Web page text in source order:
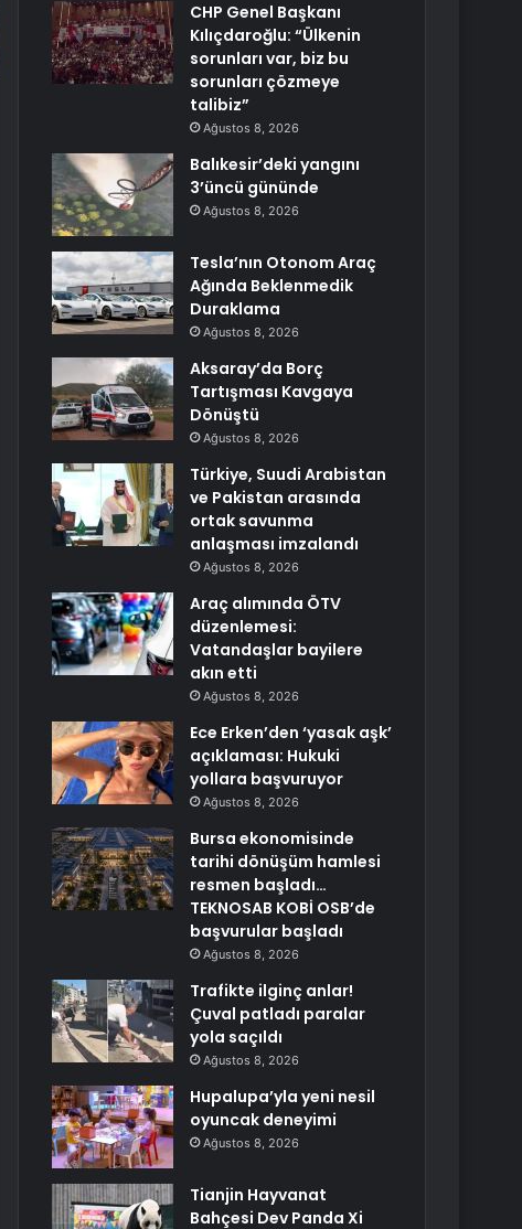
CHP Genel Başkanı
Kılıçdaroğlu: “Ülkenin
sorunları var, biz bu
sorunları çözmeye
talibiz”
Ağustos 8, 2026
Balıkesir’deki yangını
3’üncü gününde
Ağustos 8, 2026
Tesla’nın Otonom Araç
Ağında Beklenmedik
Duraklama
Ağustos 8, 2026
Aksaray’da Borç
Tartışması Kavgaya
Dönüştü
Ağustos 8, 2026
Türkiye, Suudi Arabistan
ve Pakistan arasında
ortak savunma
anlaşması imzalandı
Ağustos 8, 2026
Araç alımında ÖTV
düzenlemesi:
Vatandaşlar bayilere
akın etti
Ağustos 8, 2026
Ece Erken’den ‘yasak aşk’
açıklaması: Hukuki
yollara başvuruyor
Ağustos 8, 2026
Bursa ekonomisinde
tarihi dönüşüm hamlesi
resmen başladı…
TEKNOSAB KOBİ OSB’de
başvurular başladı
Ağustos 8, 2026
Trafikte ilginç anlar!
Çuval patladı paralar
yola saçıldı
Ağustos 8, 2026
Hupalupa’yla yeni nesil
oyuncak deneyimi
Ağustos 8, 2026
Tianjin Hayvanat
Bahçesi Dev Panda Xi